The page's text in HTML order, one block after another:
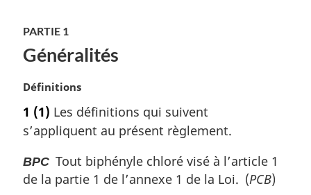
d
e
a
e
s
d
p
g
e
n
o
t
e
e
b
s
d
e
p
a
g
PARTIE 1
Généralités
N
t
e
a
r
Définitions
1 (1) Les définitions qui suivent
s’appliquent au présent règlement.
BPC Tout biphényle chloré visé à l’article 1
de la partie 1 de l’annexe 1 de la Loi. (PCB)